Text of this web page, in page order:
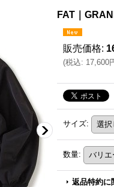
FAT｜
販売価格:
(税込: 17,600
サイズ:
数量:
返品特約に